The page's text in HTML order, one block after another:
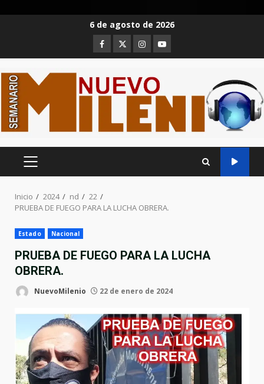
6 de agosto de 2026
Facebook
TwitterInstagram
Youtube
MENÚ
Inicio 2024 nd
22
PRUEBA DE FUEGO PARA LA LUCHA OBRERA.
Estado Nacional
PRUEBA DE FUEGO PARA LA LUCHA
OBRERA.
NuevoMilenio 22 de enero de 2024